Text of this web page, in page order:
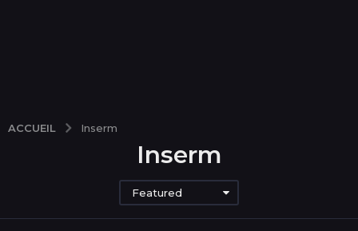
ACCUEIL Inserm
Inserm
Featured